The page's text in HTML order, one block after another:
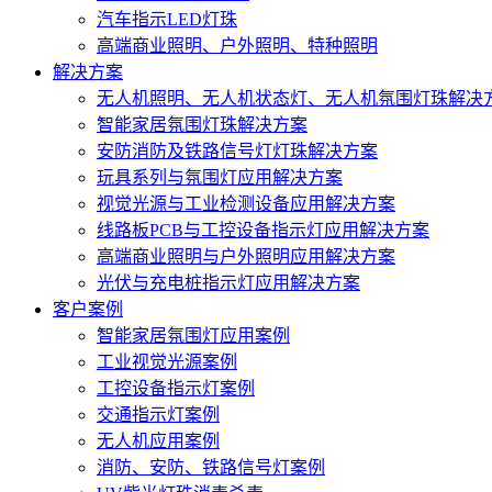
汽车指示LED灯珠
高端商业照明、户外照明、特种照明
解决方案
无人机照明、无人机状态灯、无人机氛围灯珠解决
智能家居氛围灯珠解决方案
安防消防及铁路信号灯灯珠解决方案
玩具系列与氛围灯应用解决方案
视觉光源与工业检测设备应用解决方案
线路板PCB与工控设备指示灯应用解决方案
高端商业照明与户外照明应用解决方案
光伏与充电桩指示灯应用解决方案
客户案例
智能家居氛围灯应用案例
工业视觉光源案例
工控设备指示灯案例
交通指示灯案例
无人机应用案例
消防、安防、铁路信号灯案例